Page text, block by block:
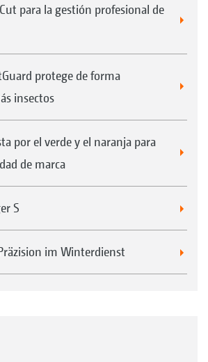
para la gestión profesional de
protege de forma
insectos
por el verde y el naranja para
de marca
S
im Winterdienst